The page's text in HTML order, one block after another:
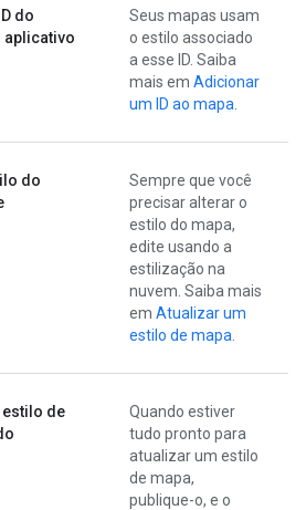
do
aplicativo
Seus mapas usam
o estilo associado
a esse ID. Saiba
mais em Adicionar
um ID ao mapa
do
Sempre que você
precisar alterar o
estilo do mapa,
edite usando a
estilização na
nuvem. Saiba mais
em Atualizar um
estilo de mapa
estilo de
Quando estiver
tudo pronto para
atualizar um estilo
de mapa,
publique-o, e o